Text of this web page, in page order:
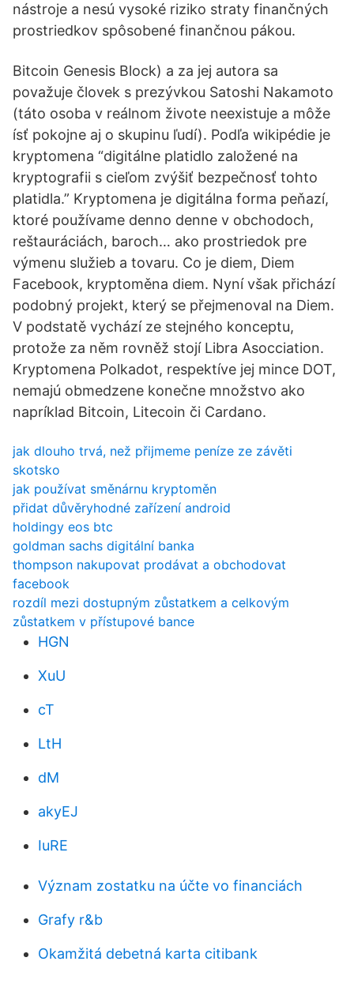
nástroje a nesú vysoké riziko straty finančných
prostriedkov spôsobené finančnou pákou.
Bitcoin Genesis Block) a za jej autora sa
považuje človek s prezývkou Satoshi Nakamoto
(táto osoba v reálnom živote neexistuje a môže
ísť pokojne aj o skupinu ľudí). Podľa wikipédie je
kryptomena “digitálne platidlo založené na
kryptografii s cieľom zvýšiť bezpečnosť tohto
platidla.” Kryptomena je digitálna forma peňazí,
ktoré používame denno denne v obchodoch,
reštauráciách, baroch… ako prostriedok pre
výmenu služieb a tovaru. Co je diem, Diem
Facebook, kryptoměna diem. Nyní však přichází
podobný projekt, který se přejmenoval na Diem.
V podstatě vychází ze stejného konceptu,
protože za něm rovněž stojí Libra Asocciation.
Kryptomena Polkadot, respektíve jej mince DOT,
nemajú obmedzene konečne množstvo ako
napríklad Bitcoin, Litecoin či Cardano.
jak dlouho trvá, než přijmeme peníze ze závěti
skotsko
jak používat směnárnu kryptoměn
přidat důvěryhodné zařízení android
holdingy eos btc
goldman sachs digitální banka
thompson nakupovat prodávat a obchodovat
facebook
rozdíl mezi dostupným zůstatkem a celkovým
zůstatkem v přístupové bance
HGN
XuU
cT
LtH
dM
akyEJ
IuRE
Význam zostatku na účte vo financiách
Grafy r&b
Okamžitá debetná karta citibank